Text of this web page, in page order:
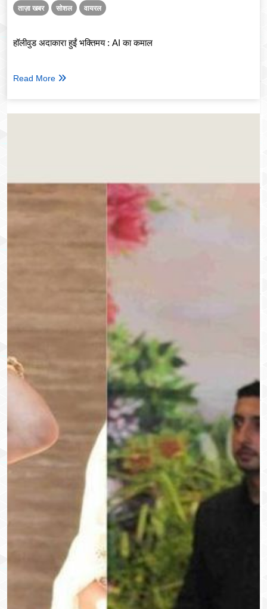
ताज़ा खबर सोशल वायरल
हॉलीवुड अदाकारा हुईं भक्तिमय : AI का कमाल
Read More